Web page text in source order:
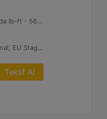
417 1.500 dev/dk.da lb-ft - 566 1.500 dev/dk.da Nm
U.S. EPA Tier 4 Final, EU Stage V, Japan 2014
Teklif Al